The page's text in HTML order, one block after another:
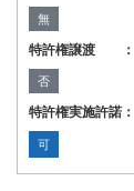
無
特許権譲渡 ：
否
特許権実施許諾：
可